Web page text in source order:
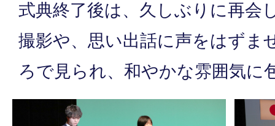
式典終了後は、久しぶりに再会
撮影や、思い出話に声をはずま
ろで見られ、和やかな雰囲気に